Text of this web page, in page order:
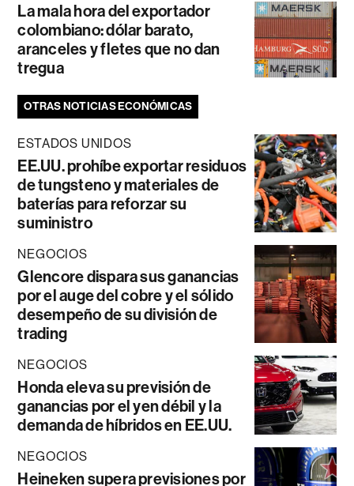
La mala hora del exportador
colombiano: dólar barato,
aranceles y fletes que no dan
tregua
OTRAS NOTICIAS ECONÓMICAS
ESTADOS UNIDOS
EE.UU. prohíbe exportar residuos
de tungsteno y materiales de
baterías para reforzar su
suministro
NEGOCIOS
Glencore dispara sus ganancias
por el auge del cobre y el sólido
desempeño de su división de
trading
NEGOCIOS
Honda eleva su previsión de
ganancias por el yen débil y la
demanda de híbridos en EE.UU.
NEGOCIOS
Heineken supera previsiones por